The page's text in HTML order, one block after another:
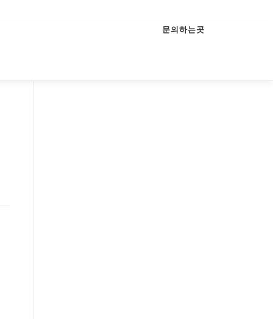
문의하는곳